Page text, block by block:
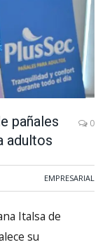
pañales
adultos
0
EMPRESARIAL
Italsa de
su